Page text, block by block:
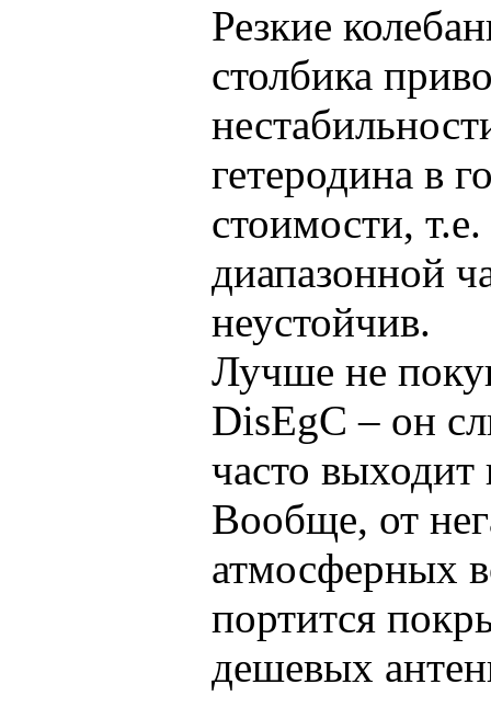
Резкие
столбика
гетеродина в
стоимости,
диапазонной
неустойчив.
Лучше не
DisEgC – он
часто выходит
Вообще, от
атмосферных
портится
дешевых